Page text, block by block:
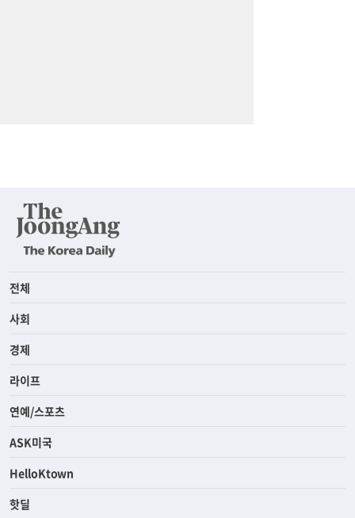
전체
사회
경제
라이프
연예/스포츠
ASK미국
HelloKtown